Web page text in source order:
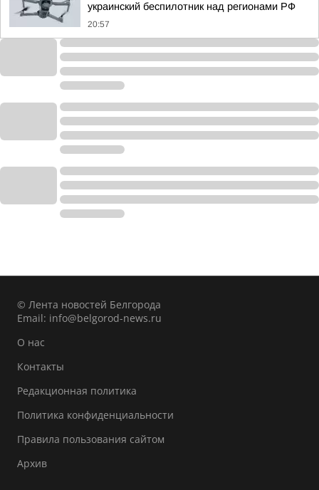
украинский беспилотник над регионами РФ
20:57
© Лента новостей Белгорода
Email: info@belgorod-news.ru
О нас
Контакты
Редакционная политика
Политика конфиденциальности
Правила пользования сайтом
Архив